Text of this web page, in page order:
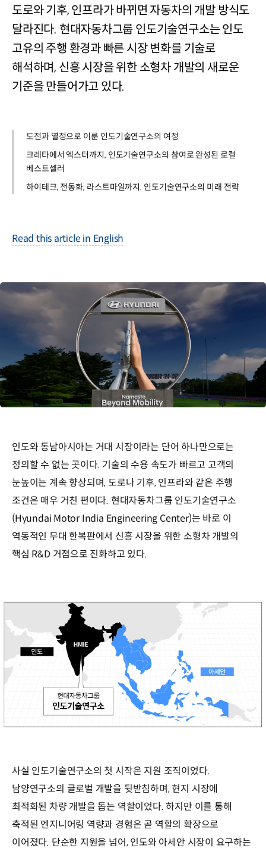
도로와 기후, 인프라가 바뀌면 자동차의 개발 방식도
달라진다. 현대자동차그룹 인도기술연구소는 인도
고유의 주행 환경과 빠른 시장 변화를 기술로
해석하며, 신흥 시장을 위한 소형차 개발의 새로운
기준을 만들어가고 있다.
도전과 열정으로 이룬 인도기술연구소의 여정
크레타에서 엑스터까지, 인도기술연구소의 참여로 완성된 로컬
베스트셀러
하이테크, 전동화, 라스트마일까지. 인도기술연구소의 미래 전략
Read this article in English
인도와 동남아시아는 거대 시장이라는 단어 하나만으로는
정의할 수 없는 곳이다. 기술의 수용 속도가 빠르고 고객의
눈높이는 계속 향상되며, 도로나 기후, 인프라와 같은 주행
조건은 매우 거친 편이다. 현대자동차그룹 인도기술연구소
(Hyundai Motor India Engineering Center)는 바로 이
역동적인 무대 한복판에서 신흥 시장을 위한 소형차 개발의
핵심 R&D 거점으로 진화하고 있다.
사실 인도기술연구소의 첫 시작은 지원 조직이었다.
남양연구소의 글로벌 개발을 뒷받침하며, 현지 시장에
최적화된 차량 개발을 돕는 역할이었다. 하지만 이를 통해
축적된 엔지니어링 역량과 경험은 곧 역할의 확장으로
이어졌다. 단순한 지원을 넘어, 인도와 아세안 시장이 요구하는